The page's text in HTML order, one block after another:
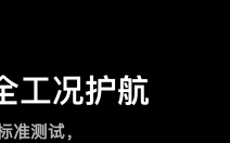
工况护航
准测试，